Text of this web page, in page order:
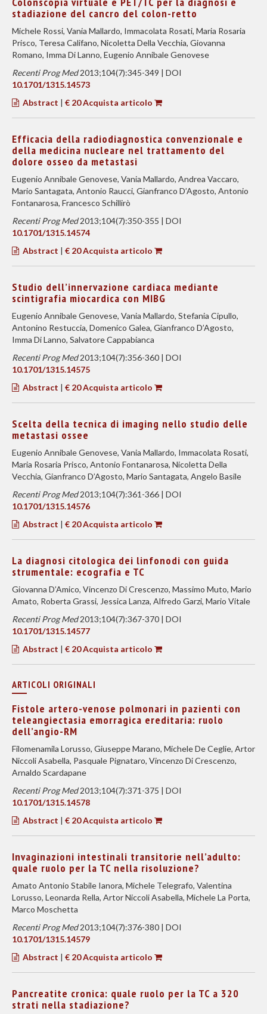
stadiazione del cancro del colon-retto
Michele Rossi, Vania Mallardo, Immacolata Rosati, Maria Rosaria
Prisco, Teresa Califano, Nicoletta Della Vecchia, Giovanna
Romano, Imma Di Lanno, Eugenio Annibale Genovese
Recenti Prog Med2013;104(7):345-349 | DOI
10.1701/1315.14573
Abstract | € 20 Acquista articolo
Efficacia della radiodiagnostica convenzionale e
della medicina nucleare nel trattamento del
dolore osseo da metastasi
Eugenio Annibale Genovese, Vania Mallardo, Andrea Vaccaro,
Mario Santagata, Antonio Raucci, Gianfranco D’Agosto, Antonio
Fontanarosa, Francesco Schillirò
Recenti Prog Med2013;104(7):350-355 | DOI
10.1701/1315.14574
Abstract | € 20 Acquista articolo
Studio dell’innervazione cardiaca mediante
scintigrafia miocardica con MIBG
Eugenio Annibale Genovese, Vania Mallardo, Stefania Cipullo,
Antonino Restuccia, Domenico Galea, Gianfranco D’Agosto,
Imma Di Lanno, Salvatore Cappabianca
Recenti Prog Med2013;104(7):356-360 | DOI
10.1701/1315.14575
Abstract | € 20 Acquista articolo
Scelta della tecnica di imaging nello studio delle
metastasi ossee
Eugenio Annibale Genovese, Vania Mallardo, Immacolata Rosati,
Maria Rosaria Prisco, Antonio Fontanarosa, Nicoletta Della
Vecchia, Gianfranco D’Agosto, Mario Santagata, Angelo Basile
Recenti Prog Med2013;104(7):361-366 | DOI
10.1701/1315.14576
Abstract | € 20 Acquista articolo
La diagnosi citologica dei linfonodi con guida
strumentale: ecografia e TC
Giovanna D’Amico, Vincenzo Di Crescenzo, Massimo Muto, Mario
Amato, Roberta Grassi, Jessica Lanza, Alfredo Garzi, Mario Vitale
Recenti Prog Med2013;104(7):367-370 | DOI
10.1701/1315.14577
Abstract | € 20 Acquista articolo
ARTICOLI ORIGINALI
Fistole artero-venose polmonari in pazienti con
teleangiectasia emorragica ereditaria: ruolo
dell’angio-RM
Filomenamila Lorusso, Giuseppe Marano, Michele De Ceglie, Artor
Niccoli Asabella, Pasquale Pignataro, Vincenzo Di Crescenzo,
Arnaldo Scardapane
Recenti Prog Med2013;104(7):371-375 | DOI
10.1701/1315.14578
Abstract | € 20 Acquista articolo
Invaginazioni intestinali transitorie nell’adulto:
quale ruolo per la TC nella risoluzione?
Amato Antonio Stabile Ianora, Michele Telegrafo, Valentina
Lorusso, Leonarda Rella, Artor Niccoli Asabella, Michele La Porta,
Marco Moschetta
Recenti Prog Med2013;104(7):376-380 | DOI
10.1701/1315.14579
Abstract | € 20 Acquista articolo
Pancreatite cronica: quale ruolo per la TC a 320
strati nella stadiazione?